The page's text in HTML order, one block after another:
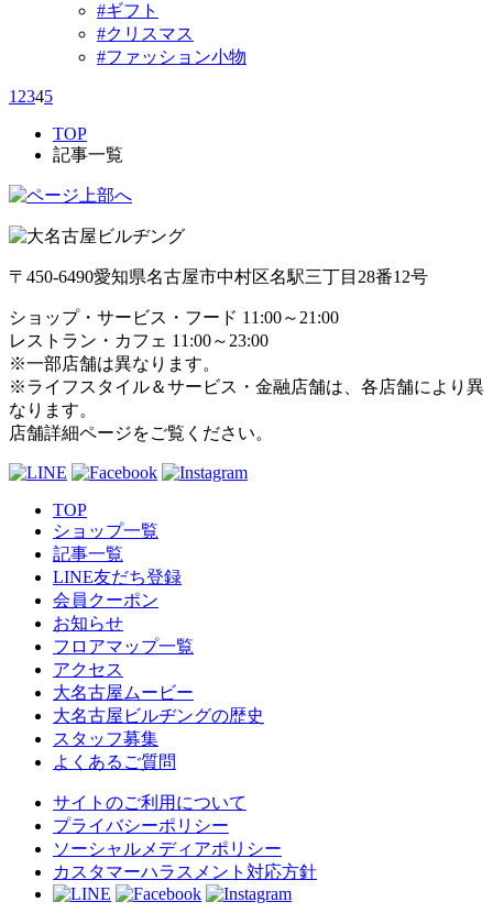
#ギフト
#クリスマス
#ファッション小物
1 2345
TOP
記事一覧
〒450-6490愛知県名古屋市中村区名駅三丁目28番12号
ショップ・サービス・フード 11:00～21:00
レストラン・カフェ 11:00～23:00
※一部店舗は異なります。
※ライフスタイル＆サービス・金融店舗は、各店舗により異
なります。
店舗詳細ページをご覧ください。
TOP
ショップ一覧
記事一覧
LINE友だち登録
会員クーポン
お知らせ
フロアマップ一覧
アクセス
大名古屋ムービー
大名古屋ビルヂングの歴史
スタッフ募集
よくあるご質問
サイトのご利用について
プライバシーポリシー
ソーシャルメディアポリシー
カスタマーハラスメント対応方針